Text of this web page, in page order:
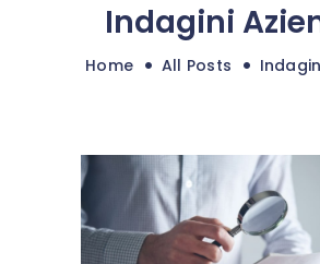
Indagini
Home All Posts
CONTATTI